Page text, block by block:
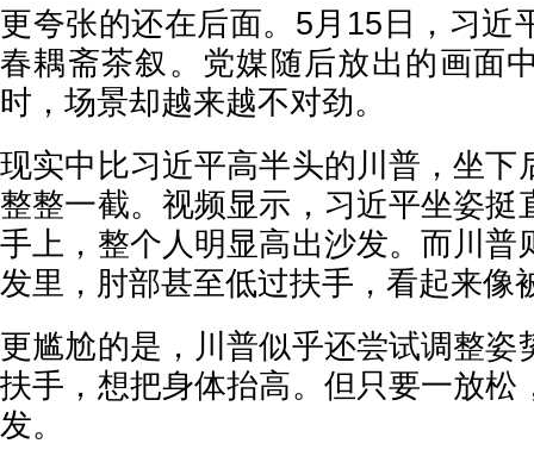
更夸张的还在后面。5月15日，习近
春耦斋茶叙。党媒随后放出的画面
时，场景却越来越不对劲。
现实中比习近平高半头的川普，坐下
整整一截。视频显示，习近平坐姿挺
手上，整个人明显高出沙发。而川普
发里，肘部甚至低过扶手，看起来像
更尴尬的是，川普似乎还尝试调整姿
扶手，想把身体抬高。但只要一放松
发。